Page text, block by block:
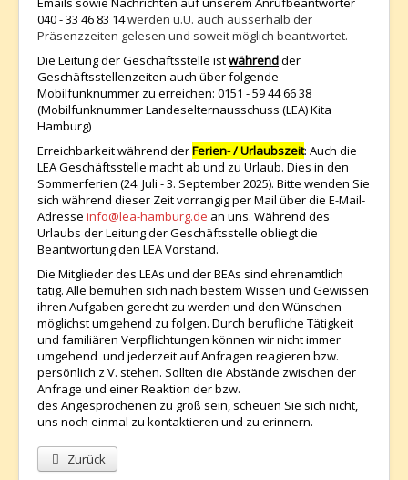
040 - 33 46 83 14werden u.U. auch ausserhalb der
Präsenzzeiten gelesen und soweit möglich beantwortet.
Die Leitung der Geschäftsstelle istwährendder
Geschäftsstellenzeiten auch über folgende
Mobilfunknummer zu erreichen: 0151 - 59 44 66 38
(Mobilfunknummer Landeselternausschuss (LEA) Kita
Hamburg)
Erreichbarkeit während derFerien- / Urlaubszeit: Auch die
LEA Geschäftsstelle macht ab und zu Urlaub. Dies in den
Sommerferien (24. Juli - 3. September 2025). Bitte wenden Sie
sich während dieser Zeit vorrangig per Mail über die E-Mail-
Adresse info@lea-hamburg.de an uns. Während des
Urlaubs der Leitung der Geschäftsstelle obliegt die
Beantwortung den LEA Vorstand.
Die Mitglieder des LEAs und der BEAs sind ehrenamtlich
tätig. Alle bemühen sich nach bestem Wissen und Gewissen
ihren Aufgaben gerecht zu werden und den Wünschen
möglichst umgehend zu folgen. Durch berufliche Tätigkeit
und familiären Verpflichtungen können wir nicht immer
umgehend und jederzeit auf Anfragen reagieren bzw.
persönlich z V. stehen. Sollten die Abstände zwischen der
Anfrage und einer Reaktion der bzw.
des Angesprochenen zu groß sein, scheuen Sie sich nicht,
uns noch einmal zu kontaktieren und zu erinnern.
Vorheriger Beitrag: Kontakt
Zurück